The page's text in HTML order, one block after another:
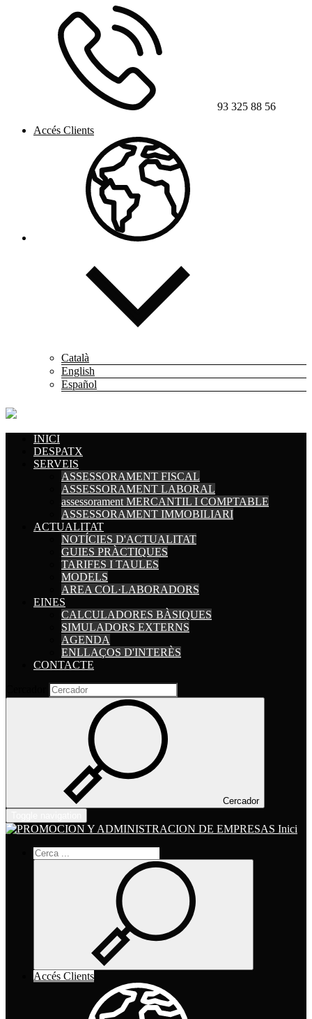
93 325 88 56
Accés Clients
Català
English
Español
INICI
DESPATX
SERVEIS
ASSESSORAMENT FISCAL
ASSESSORAMENT LABORAL
assessorament MERCANTIL I COMPTABLE
ASSESSORAMENT IMMOBILIARI
ACTUALITAT
NOTÍCIES D'ACTUALITAT
GUIES PRÀCTIQUES
TARIFES I TAULES
MODELS
AREA COL·LABORADORS
EINES
CALCULADORES BÀSIQUES
SIMULADORS EXTERNS
AGENDA
ENLLAÇOS D'INTERÈS
CONTACTE
Cercador
Inici
Accés Clients